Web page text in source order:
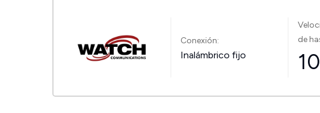
Conexión:
Inalámbrico fijo
de